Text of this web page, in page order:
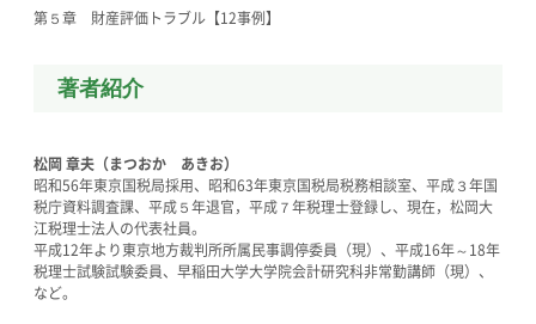
第５章 財産評価トラブル【12事例】
著者紹介
松岡 章夫（まつおか あきお）
昭和56年東京国税局採用、昭和63年東京国税局税務相談室、平成３年国
税庁資料調査課、平成５年退官，平成７年税理士登録し、現在，松岡大
江税理士法人の代表社員。
平成12年より東京地方裁判所所属民事調停委員（現）、平成16年～18年
税理士試験試験委員、早稲田大学大学院会計研究科非常勤講師（現）、
など。